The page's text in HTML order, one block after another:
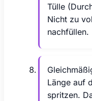
Tülle
Nicht zu
nachfüllen.
Länge auf
spritzen.